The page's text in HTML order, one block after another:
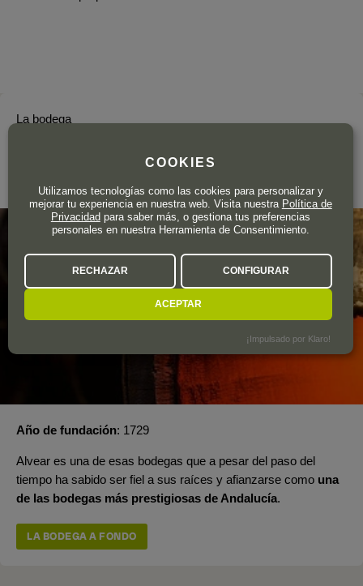
La bodega
Año de fundación 1729
Alvear es una de esas bodegas que a pesar del paso del
tiempo ha sabido ser fiel a sus raíces y afianzarse como una
de las bodegas más prestigiosas de Andalucía.
LA BODEGA A FONDO
COOKIES
Utilizamos tecnologías como las cookies para personalizar y
mejorar tu experiencia en nuestra web. Visita nuestra Política de
Privacidadpara saber más, o gestiona tus preferencias
personales en nuestra Herramienta de Consentimiento.
RECHAZAR CONFIGURAR
ACEPTAR
¡Impulsado por Klaro!